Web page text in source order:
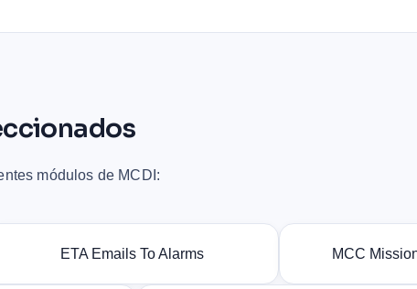
módulos de MCDI:
ETA Emails To Alarms MCC